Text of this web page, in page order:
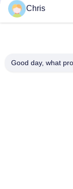
요
비 부직물
Chris
Good day, what